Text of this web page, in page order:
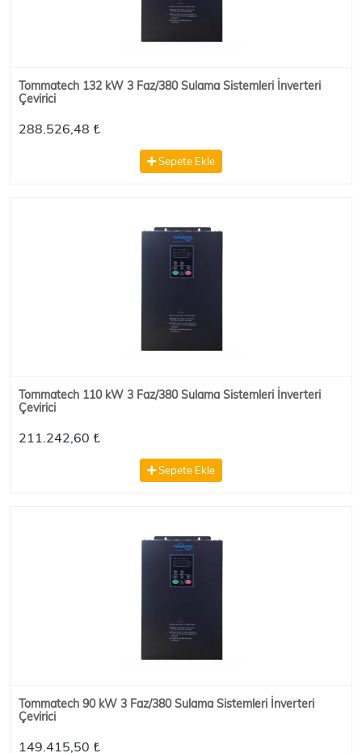
Tommatech 132 kW 3 Faz/380 Sulama Sistemleri İnverteri
Çevirici
288.526,48 ₺
Sepete Ekle
Tommatech 110 kW 3 Faz/380 Sulama Sistemleri İnverteri
Çevirici
211.242,60 ₺
Sepete Ekle
Tommatech 90 kW 3 Faz/380 Sulama Sistemleri İnverteri
Çevirici
149.415,50 ₺